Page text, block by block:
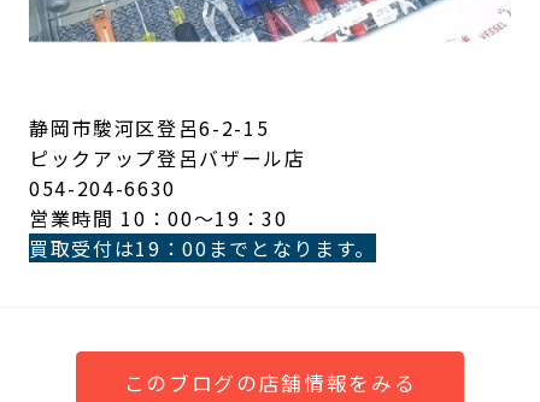
静岡市駿河区登呂6-2-15
ピックアップ登呂バザール店
054-204-6630
営業時間 10：00～19：30
買取受付は19：00までとなります。
このブログの店舗情報をみる